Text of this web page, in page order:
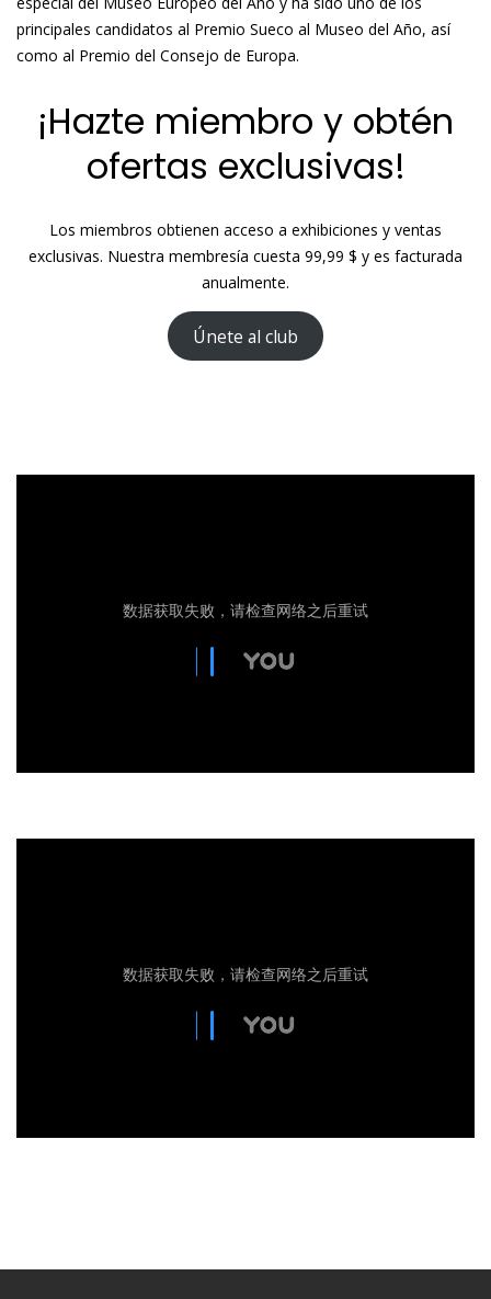
principales candidatos al Premio Sueco al Museo del Año, así
como al Premio del Consejo de Europa.
¡Hazte miembro y obtén
ofertas exclusivas!
Los miembros obtienen acceso a exhibiciones y ventas
exclusivas. Nuestra membresía cuesta 99,99 $ y es facturada
anualmente.
Únete al club